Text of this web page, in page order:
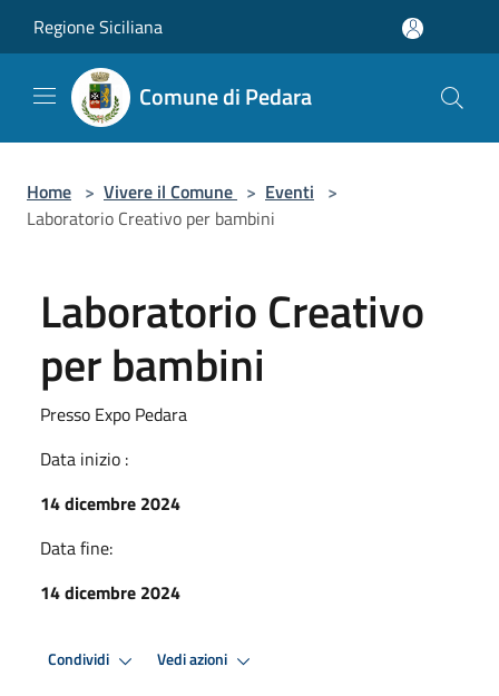
Regione Siciliana
Comune di Pedara
Home > Vivere il Comune > Eventi >
Laboratorio Creativo per bambini
Laboratorio Creativo
per bambini
Presso Expo Pedara
Data inizio :
14 dicembre 2024
Data fine:
14 dicembre 2024
Condividi Vedi azioni